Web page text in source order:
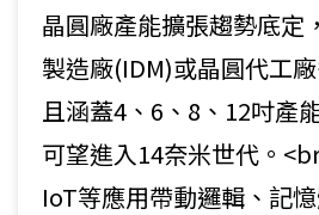
晶圓廠產能擴張趨勢底定
製造廠(IDM)或晶圓代工
且涵蓋4、6、8、12吋產
可望進入14奈米世代。
IoT等應用帶動邏輯、記